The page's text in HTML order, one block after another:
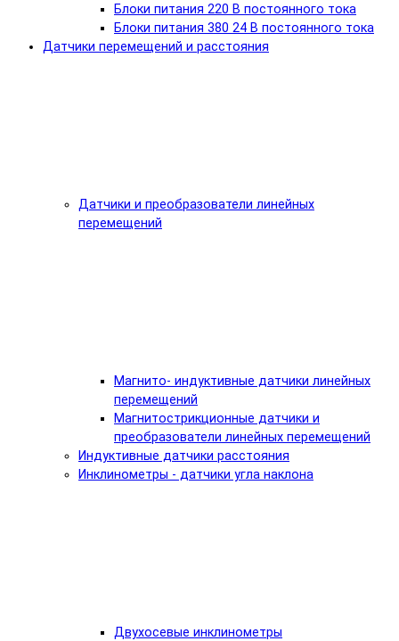
Блоки питания 220 В постоянного тока
Блоки питания 380 24 В постоянного тока
Датчики перемещений и расстояния
Датчики и преобразователи линейных
перемещений
Магнито- индуктивные датчики линейных
перемещений
Магнитострикционные датчики и
преобразователи линейных перемещений
Индуктивные датчики расстояния
Инклинометры - датчики угла наклона
Двухосевые инклинометры